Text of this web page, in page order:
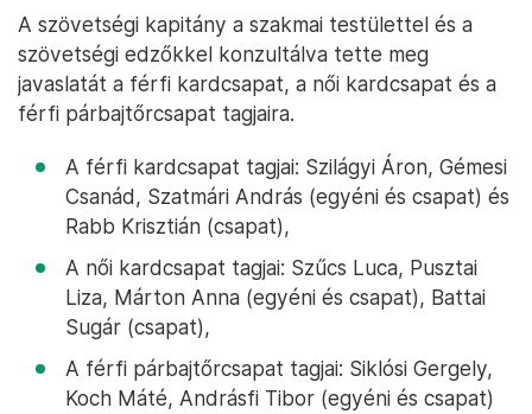
A szövetségi kapitány a szakmai testülettel és a
szövetségi edzőkkel konzultálva tette meg
javaslatát a férfi kardcsapat, a női kardcsapat és a
férfi párbajtőrcsapat tagjaira.
A férfi kardcsapat tagjai: Szilágyi Áron, Gémesi
Csanád, Szatmári András (egyéni és csapat) és
Rabb Krisztián (csapat),
A női kardcsapat tagjai: Szűcs Luca, Pusztai
Liza, Márton Anna (egyéni és csapat), Battai
Sugár (csapat),
A férfi párbajtőrcsapat tagjai: Siklósi Gergely,
Koch Máté, Andrásfi Tibor (egyéni és csapat)